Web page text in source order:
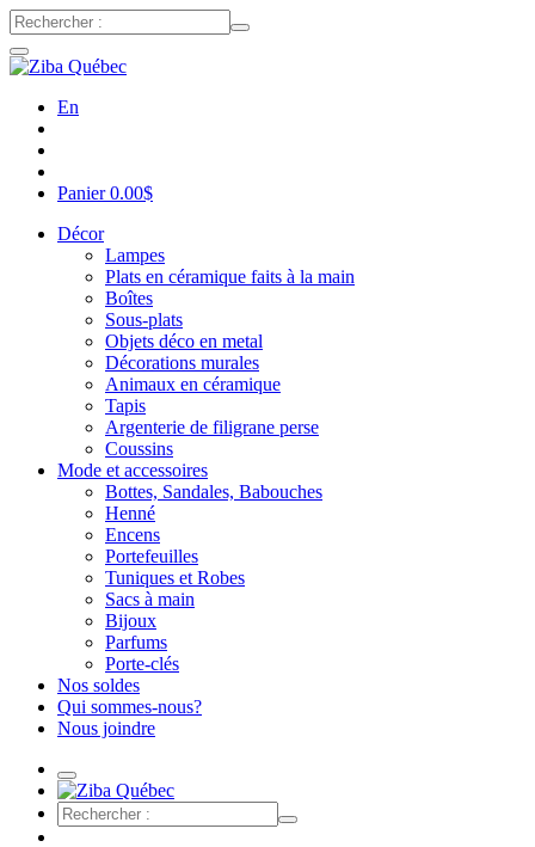
En
Panier0.00$
Décor
Lampes
Plats en céramique faits à la main
Boîtes
Sous-plats
Objets déco en metal
Décorations murales
Animaux en céramique
Tapis
Argenterie de filigrane perse
Coussins
Mode et accessoires
Bottes, Sandales, Babouches
Henné
Encens
Portefeuilles
Tuniques et Robes
Sacs à main
Bijoux
Parfums
Porte-clés
Nos soldes
Qui sommes-nous?
Nous joindre